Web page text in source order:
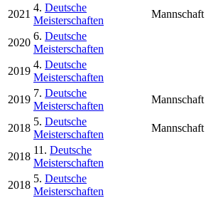
2021
4. Deutsche
Meisterschaften
Mannschaft
2020
6. Deutsche
Meisterschaften
2019
4. Deutsche
Meisterschaften
2019
7. Deutsche
Meisterschaften
Mannschaft
2018
5. Deutsche
Meisterschaften
Mannschaft
2018
11. Deutsche
Meisterschaften
2018
5. Deutsche
Meisterschaften